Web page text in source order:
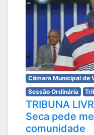
Câmara Municipal de
Sessão Ordinária
TRIBUNA
Seca pede
comunidade